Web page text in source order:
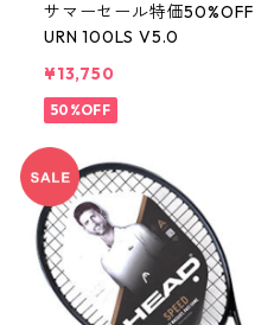
サマーセール特価
URN 100LS V5.0
¥13,750
50%OFF